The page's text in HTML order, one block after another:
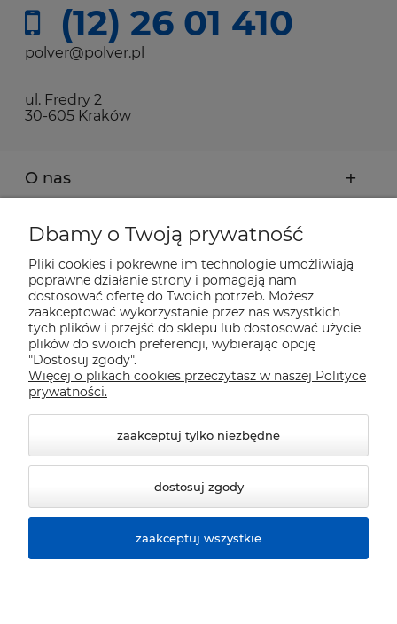
(12) 26 01 410
polver@polver.pl
ul. Fredry 2
30-605 Kraków
O nas
Moje konto
Płatności i dostawa
Pomoc
Informacje
© 2026 sklep.polver.eu. Wszelkie prawa zastrzeżone.
Dbamy o Twoją prywatność
Pliki cookies i pokrewne im technologie umożliwiają
poprawne działanie strony i pomagają nam
dostosować ofertę do Twoich potrzeb. Możesz
zaakceptować wykorzystanie przez nas wszystkich
tych plików i przejść do sklepu lub dostosować użycie
plików do swoich preferencji, wybierając opcję
"Dostosuj zgody".
Więcej o plikach cookies przeczytasz w naszej Polityce
prywatności.
zaakceptuj tylko niezbędne
dostosuj zgody
zaakceptuj wszystkie